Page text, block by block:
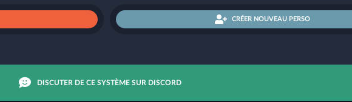
CRÉER NOUVEAU PERSO
DISCUTER DE CE SYSTÈME SUR DISCORD